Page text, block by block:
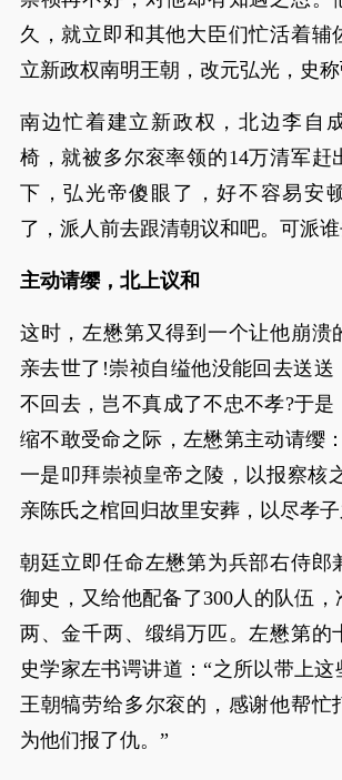
久，就立即和其他大臣们忙活着辅
立新政权南明王朝，改元弘光，史称
南边忙着建立新政权，北边李自
椅，就被多尔衮率领的14万清军赶
下，弘光帝傻眼了，好不容易安
了，派人前去跟清朝议和吧。可派
主动请缨，北上议和
这时，左懋第又得到一个让他崩溃
亲去世了!崇祯自缢他没能回去送送
不回去，岂不真成了不忠不孝?于是
缩不敢受命之际，左懋第主动请缨
一是叩拜崇祯皇帝之陵，以报察核
亲陈氏之棺回归故里安葬，以尽孝
朝廷立即任命左懋第为兵部右侍郎
御史，又给他配备了300人的队伍
两、金千两、缎绢万匹。左懋第的
史学家左书谔讲道：“之所以带上这
王朝犒劳给多尔衮的，感谢他帮忙
为他们报了仇。”